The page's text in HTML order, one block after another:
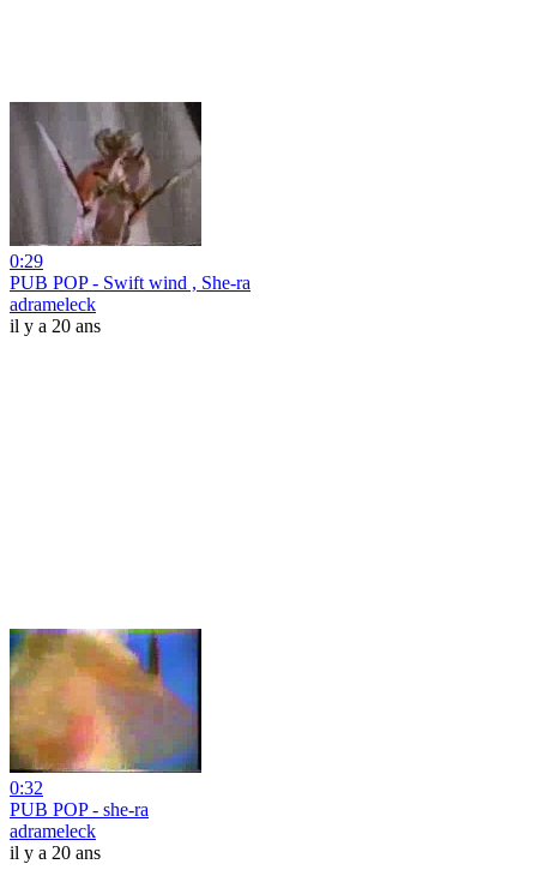
0:29
PUB POP - Swift wind , She-ra
adrameleck
il y a 20 ans
0:32
PUB POP - she-ra
adrameleck
il y a 20 ans